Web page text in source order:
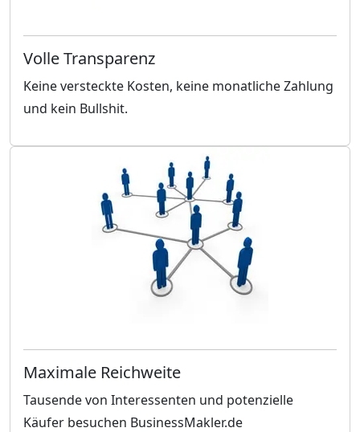
Volle Transparenz
Keine versteckte Kosten, keine monatliche Zahlung
und kein Bullshit.
Maximale Reichweite
Tausende von Interessenten und potenzielle
Käufer besuchen BusinessMakler.de